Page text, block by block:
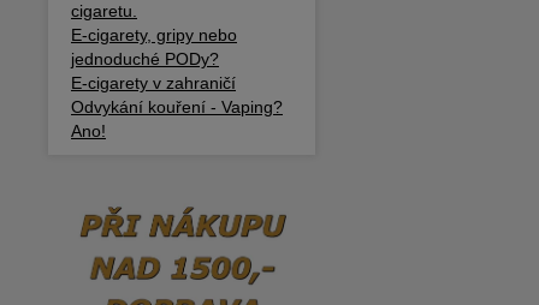
cigaretu.
E-cigarety, gripy nebo
jednoduché PODy?
E-cigarety v zahraničí
Odvykání kouření - Vaping?
Ano!